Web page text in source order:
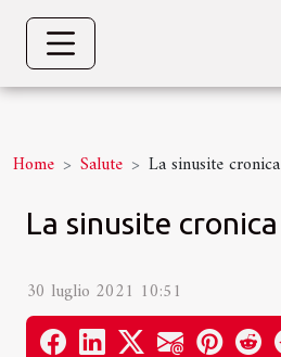
Home Salute La sinusite cronica
La sinusite cronica
30 luglio 2021 10:51